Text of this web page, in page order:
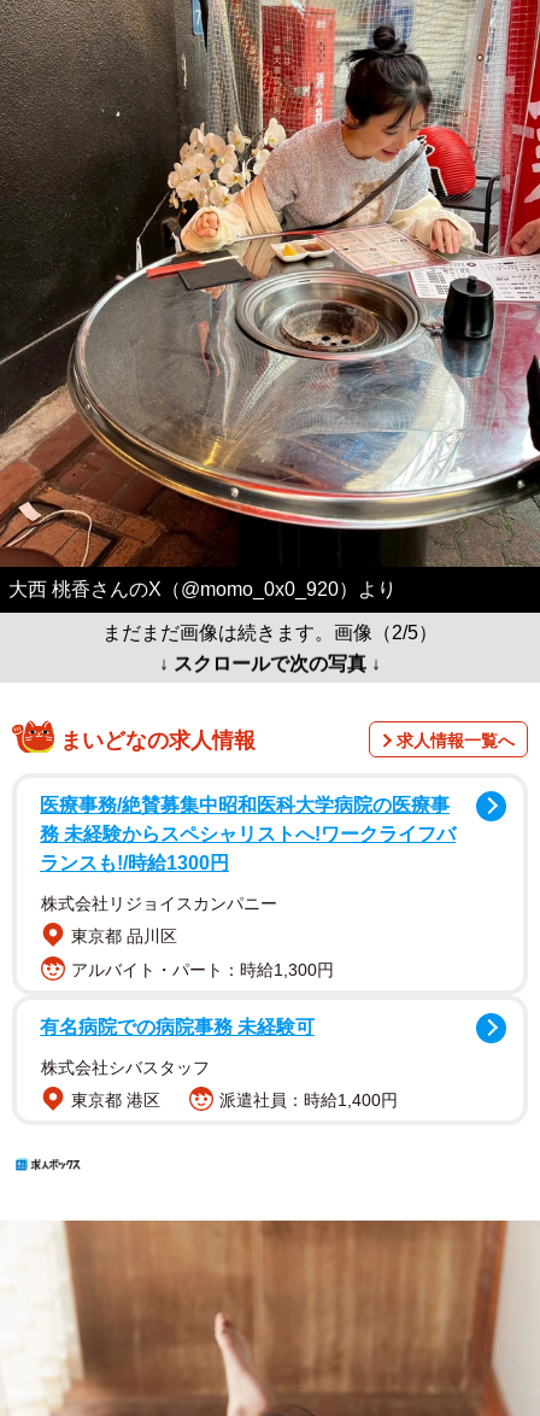
大西 桃香さんのX（@momo_0x0_920）より
まだまだ画像は続きます。画像（2/5）
↓ スクロールで次の写真 ↓
まいどなの求人情報 求人情報一覧へ
医療事務/絶賛募集中昭和医科大学病院の医療事
務 未経験からスペシャリストへ!ワークライフバ
ランスも!/時給1300円
株式会社リジョイスカンパニー
東京都 品川区
アルバイト・パート：時給1,300円
有名病院での病院事務 未経験可
株式会社シバスタッフ
東京都 港区
派遣社員：時給1,400円